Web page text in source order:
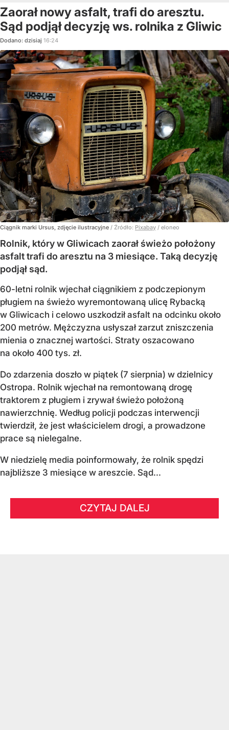
Zaorał nowy asfalt, trafi do aresztu.
Sąd podjął decyzję ws. rolnika z Gliwic
Dodano: dzisiaj 16:24
Ciągnik marki Ursus, zdjęcie ilustracyjne / Źródło: Pixabay / eloneo
Rolnik, który w Gliwicach zaorał świeżo położony
asfalt trafi do aresztu na 3 miesiące. Taką decyzję
podjął sąd.
60-letni rolnik wjechał ciągnikiem z podczepionym
pługiem na świeżo wyremontowaną ulicę Rybacką
w Gliwicach i celowo uszkodził asfalt na odcinku około
200 metrów. Mężczyzna usłyszał zarzut zniszczenia
mienia o znacznej wartości. Straty oszacowano
na około 400 tys. zł.
Do zdarzenia doszło w piątek (7 sierpnia) w dzielnicy
Ostropa. Rolnik wjechał na remontowaną drogę
traktorem z pługiem i zrywał świeżo położoną
nawierzchnię. Według policji podczas interwencji
twierdził, że jest właścicielem drogi, a prowadzone
prace są nielegalne.
W niedzielę media poinformowały, że rolnik spędzi
najbliższe 3 miesiące w areszcie. Sąd...
CZYTAJ DALEJ